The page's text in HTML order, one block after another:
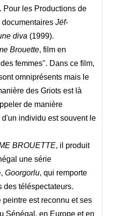
Pour les Productions de
Jëf-
diva (1999).
Brouette, film en
femmes". Dans ce film,
omniprésents mais le
des Griots est là
de manière
individu est souvent le
BROUETTE, il produit
une série
Goorgorlu, qui remporte
des téléspectateurs.
est reconnu et ses
Sénégal, en Europe et en